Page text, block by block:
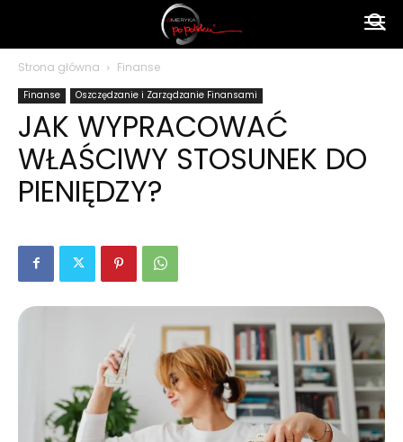
polsku
Strona główna Finanse
Finanse Oszczędzanie i Zarządzanie Finansami
JAK WYPRACOWAĆ
WŁAŚCIWY STOSUNEK DO
PIENIĘDZY?